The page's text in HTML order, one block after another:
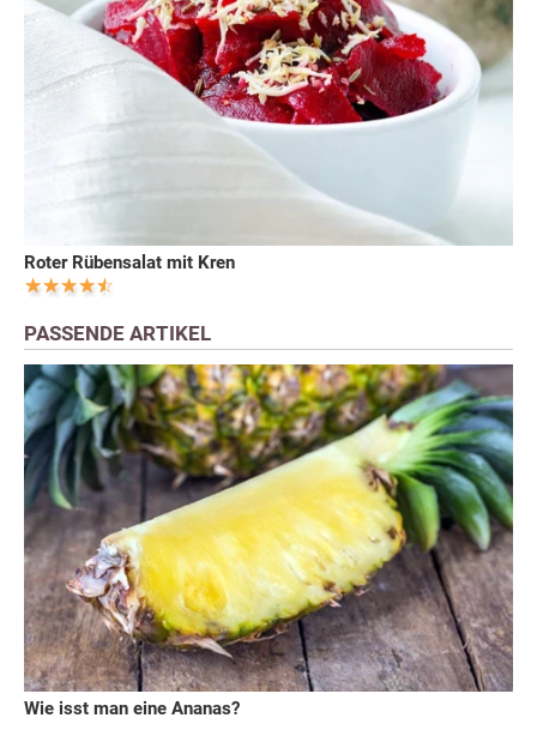
Roter Rübensalat mit Kren
PASSENDE ARTIKEL
Wie isst man eine Ananas?